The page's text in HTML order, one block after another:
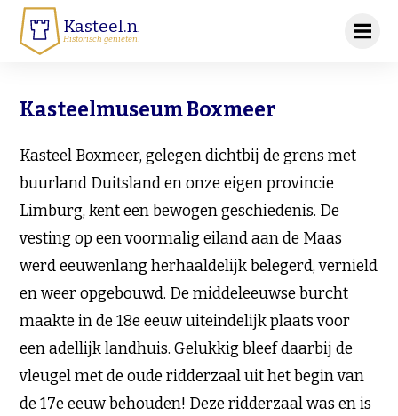
Kasteel.nl
Historisch genieten!
Kasteelmuseum Boxmeer
Kasteel Boxmeer, gelegen dichtbij de grens met
buurland Duitsland en onze eigen provincie
Limburg, kent een bewogen geschiedenis. De
vesting op een voormalig eiland aan de Maas
werd eeuwenlang herhaaldelijk belegerd, vernield
en weer opgebouwd. De middeleeuwse burcht
maakte in de 18e eeuw uiteindelijk plaats voor
een adellijk landhuis. Gelukkig bleef daarbij de
vleugel met de oude ridderzaal uit het begin van
de 17e eeuw behouden! Deze ridderzaal was en is